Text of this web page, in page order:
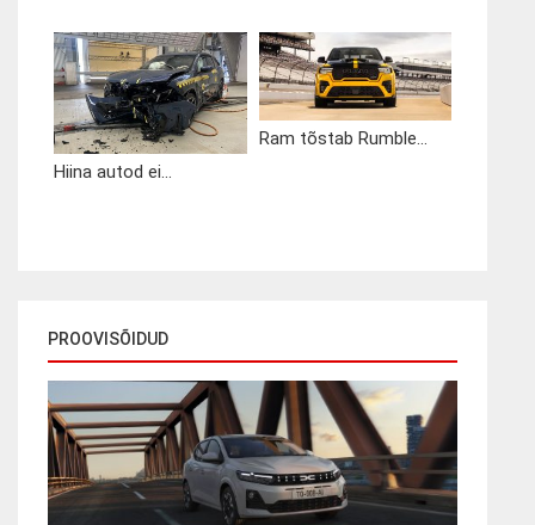
Hiina autod ei...
Ram tõstab Rumble...
PROOVISÕIDUD